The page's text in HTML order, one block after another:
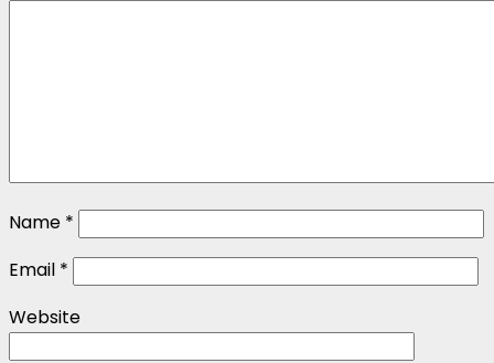
Name *
Email *
Website